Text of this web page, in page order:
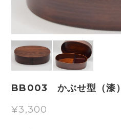
BB003 かぶせ型（漆）
¥3,300